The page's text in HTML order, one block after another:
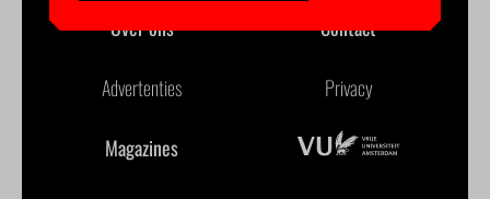
Over ons Contact
Advertenties Privacy
Magazines